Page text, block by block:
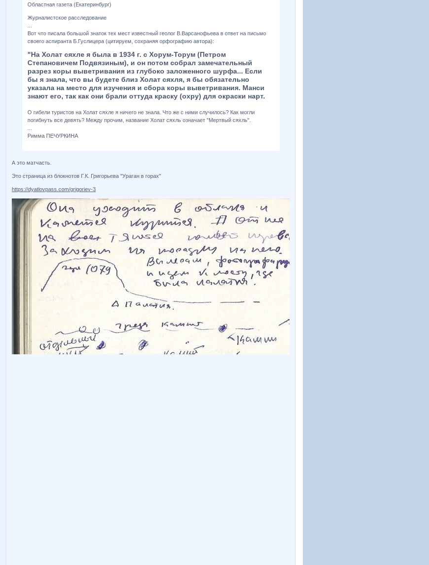
Областная газета (Екатеринбург)
Журналистское расследование
...
Вот что писала большой знаток тех мест известный геолог В.Варсанофьева в ответ на письмо
своего аспиранта Б.Гуслицера (цитируем, сохраняя орфографию автора):
"На Холат сяхле я была в 1934 г. с Хорум-Торум (Петром
Степановичем Подвязиным), и он потом собрал замечательный
разрез коры выветривания из глубоко заложенного шурфа... Если
бы я знала, что вы будете близ Холат сяхля, я бы обязательно
указала на место для изучения и сбора коры выветривания. Манси
знают его, так как они брали оттуда краску (охру) для окраски нарт.
О гибели туристов на Холат сяхле я ничего не знала. Что же с ними случилось? Как могли
погибнуть все девять? Между прочим, название Холат сяхль означает "Мертвый сяхль".
...
Римма ПЕЧУРКИНА
А это матчасть.
Это страница из блокнотов Г.К. Григорьева "Ураган в горах"
https://dyatlovpass.com/grigoriev-3